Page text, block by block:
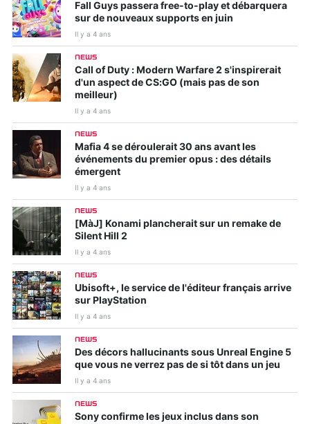
Fall Guys passera free-to-play et débarquera
sur de nouveaux supports en juin
Il y a 4 ans
NEWS
Call of Duty : Modern Warfare 2 s'inspirerait
d'un aspect de CS:GO (mais pas de son
meilleur)
Il y a 4 ans
NEWS
Mafia 4 se déroulerait 30 ans avant les
événements du premier opus : des détails
émergent
Il y a 4 ans
NEWS
[MàJ] Konami plancherait sur un remake de
Silent Hill 2
Il y a 4 ans
NEWS
Ubisoft+, le service de l'éditeur français arrive
sur PlayStation
Il y a 4 ans
NEWS
Des décors hallucinants sous Unreal Engine 5
que vous ne verrez pas de si tôt dans un jeu
Il y a 4 ans
NEWS
Sony confirme les jeux inclus dans son